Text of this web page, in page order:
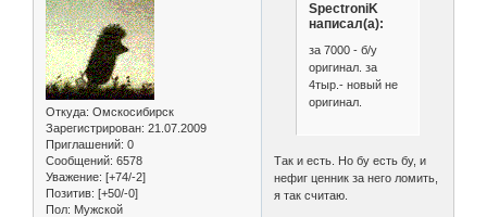
Откуда: Омскосибирск
Зарегистрирован: 21.07.2009
Приглашений: 0
Сообщений: 6578
Уважение: [+74/-2]
Позитив: [+50/-0]
Пол: Мужской
SpectroniK
написал(а):
за 7000 - б/у
оригинал. за
4тыр.- новый не
оригинал.
Так и есть. Но бу есть бу, и
нефиг ценник за него ломить,
я так считаю.